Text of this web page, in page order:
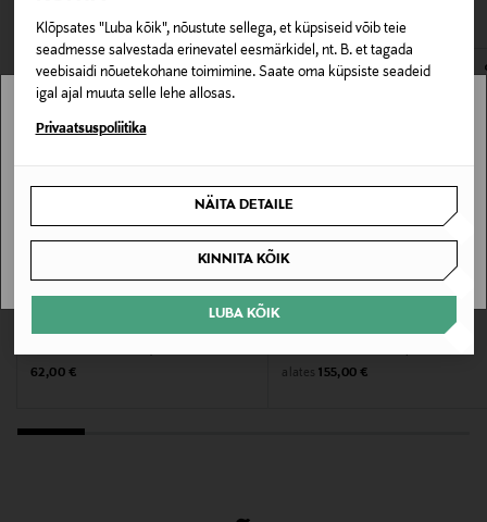
Klõpsates "Luba kõik", nõustute sellega, et küpsiseid võib teie
seadmesse salvestada erinevatel eesmärkidel, nt. B. et tagada
veebisaidi nõuetekohane toimimine. Saate oma küpsiste seadeid
igal ajal muuta selle lehe allosas.
Privaatsuspoliitika
NÄITA DETAILE
KINNITA KÕIK
LUBA KÕIK
Värv
NOCOL
Valmistaja tootenumber
TMC NORDIC AB
avamata originaalpakendis.
E-POE TAGASTUSED
Original Price
62,00 €
alates Original Price
155,00 €
Stockmann pole Sinu riigis saadaval.
SAAN ARU